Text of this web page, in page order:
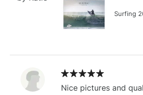
Surfing
Nice pictures and